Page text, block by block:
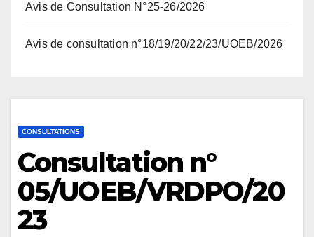
Avis de Consultation N°25-26/2026
Avis de consultation n°18/19/20/22/23/UOEB/2026
CONSULTATIONS
Consultation n°
05/UOEB/VRDPO/20
23